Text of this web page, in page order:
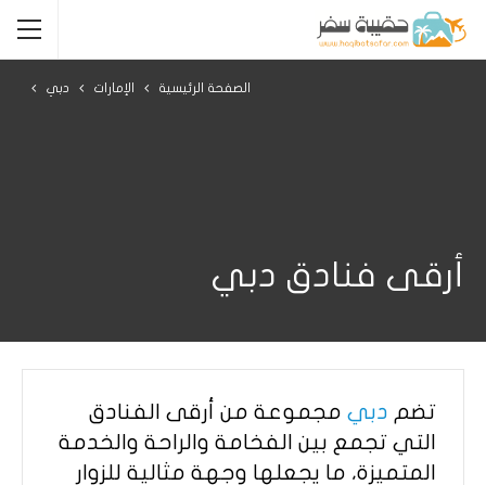
الصفحة الرئيسية الإمارات دبي
أرقى فنادق دبي
تضم دبي مجموعة من أرقى الفنادق
التي تجمع بين الفخامة والراحة والخدمة
المتميزة، ما يجعلها وجهة مثالية للزوار